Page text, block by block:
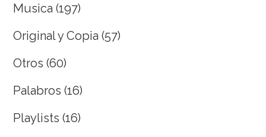
Musica (197)
Original y Copia (57)
Otros (60)
Palabros (16)
Playlists (16)